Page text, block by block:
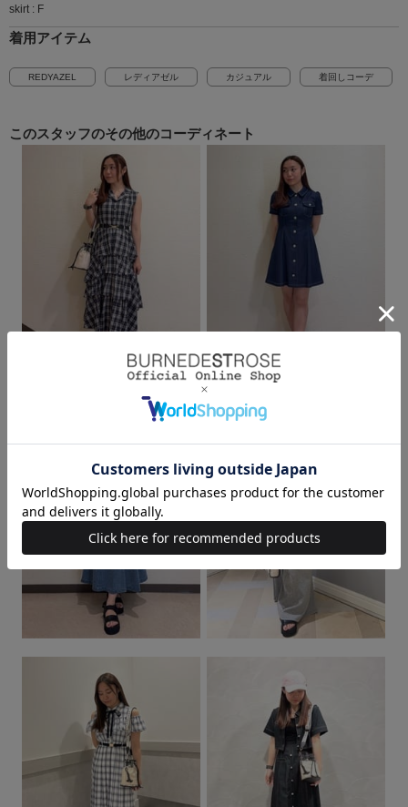
skirt : F
着用アイテム
REDYAZEL レディアゼル カジュアル 着回しコーデ
このスタッフのその他のコーディネート